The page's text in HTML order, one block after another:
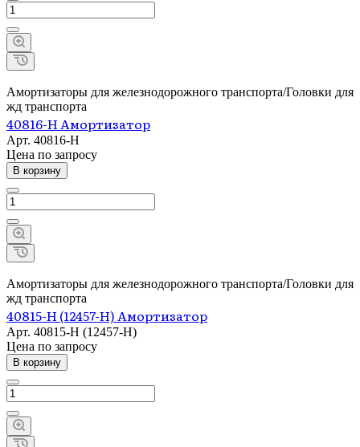
Амортизаторы для железнодорожного транспорта/Головки для
жд транспорта
40816-Н Амортизатор
Арт. 40816-Н
Цена по запросу
В корзину
Амортизаторы для железнодорожного транспорта/Головки для
жд транспорта
40815-Н (12457-Н) Амортизатор
Арт. 40815-Н (12457-Н)
Цена по запросу
В корзину